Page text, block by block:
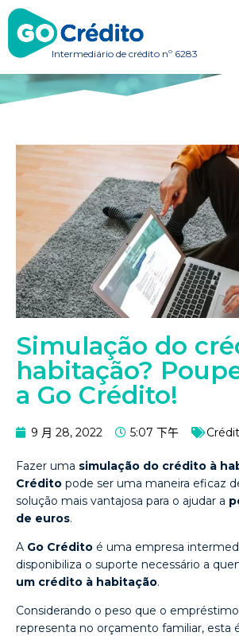
Intermediário de crédito nº 6283
Simulação do
habitação?
a Go Crédito!
9 月 28, 2022 5:07 下午
Fazer uma simulação do crédito à
Crédito pode ser uma maneira eficaz
solução mais vantajosa para o ajudar a
de euros.
A Go Crédito é uma empresa
disponibiliza o suporte necessário a
um crédito à habitação.
Considerando o peso que o
representa no orçamento familiar, esta